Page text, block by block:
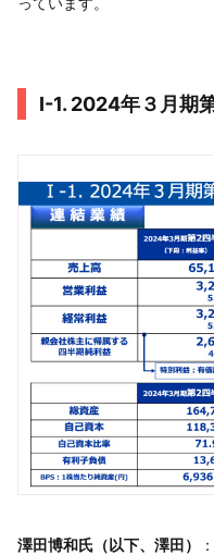
Ⅰ-1. 2024年３月期
澤田博和氏（以下、澤田）